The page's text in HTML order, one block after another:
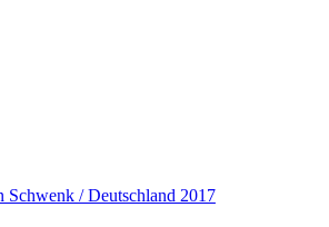
Schwenk / Deutschland 2017